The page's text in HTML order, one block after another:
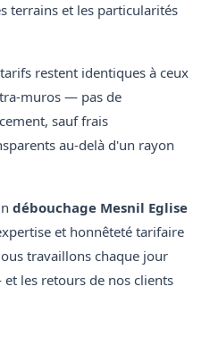
terrains et les particularités
restent identiques à ceux
muros — pas de
sauf frais
au-delà d'un rayon
débouchage Mesnil Eglise
et honnêteté tarifaire
travaillons chaque jour
les retours de nos clients